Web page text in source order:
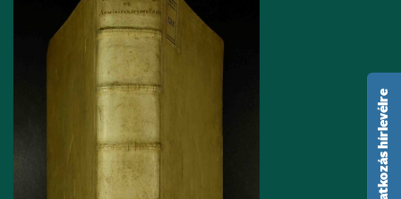
feliratkozás hírlevélre